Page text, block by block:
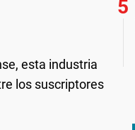
esta industria
los suscriptores